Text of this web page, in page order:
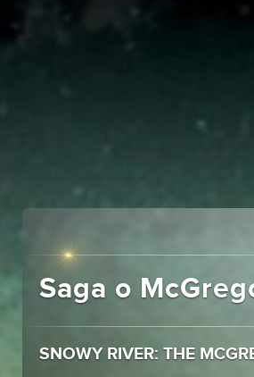
Saga o
SNOWY RIVER: THE